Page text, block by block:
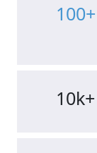
100+
10k+